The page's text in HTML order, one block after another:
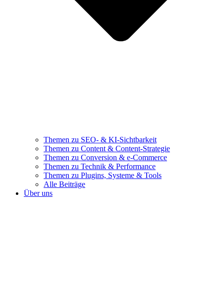
Themen zu SEO- & KI-Sichtbarkeit
Themen zu Content & Content-Strategie
Themen zu Conversion & e-Commerce
Themen zu Technik & Performance
Themen zu Plugins, Systeme & Tools
Alle Beiträge
Über uns